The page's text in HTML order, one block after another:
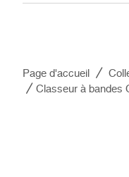
Page d'accueil
Classeur à bandes